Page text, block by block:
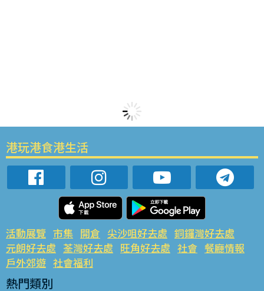
港玩港食港生活
活動展覽 市集 開倉 尖沙咀好去處 銅鑼灣好去處
元朗好去處 荃灣好去處 旺角好去處 社會 餐廳情報
戶外郊遊 社會福利
熱門類別